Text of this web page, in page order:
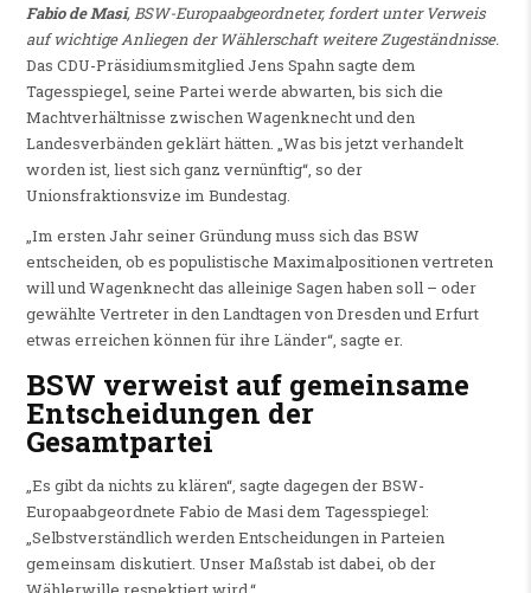
Fabio de Masi, BSW-Europaabgeordneter, fordert unter Verweis
auf wichtige Anliegen der Wählerschaft weitere Zugeständnisse.
Das CDU-Präsidiumsmitglied Jens Spahn sagte dem
Tagesspiegel, seine Partei werde abwarten, bis sich die
Machtverhältnisse zwischen Wagenknecht und den
Landesverbänden geklärt hätten. „Was bis jetzt verhandelt
worden ist, liest sich ganz vernünftig“, so der
Unionsfraktionsvize im Bundestag.
„Im ersten Jahr seiner Gründung muss sich das BSW
entscheiden, ob es populistische Maximalpositionen vertreten
will und Wagenknecht das alleinige Sagen haben soll – oder
gewählte Vertreter in den Landtagen von Dresden und Erfurt
etwas erreichen können für ihre Länder“, sagte er.
BSW verweist auf gemeinsame
Entscheidungen der
Gesamtpartei
„Es gibt da nichts zu klären“, sagte dagegen der BSW-
Europaabgeordnete Fabio de Masi dem Tagesspiegel:
„Selbstverständlich werden Entscheidungen in Parteien
gemeinsam diskutiert. Unser Maßstab ist dabei, ob der